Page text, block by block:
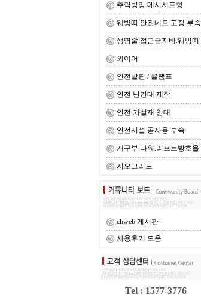
추락방망 메시시트형
웨빙띠 안전네트 고정 부속
생명줄.접근금지바.웨빙띠
와이어
안전발판 / 클램프
안전 난간대 제작
안전 가설재 임대
안전시설 공사용 부속
개구부.타워.리프트방호올
지오그리드
chweb 게시판
사용후기 모음
Tel : 1577-3776